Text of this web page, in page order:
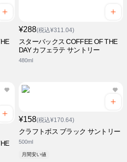
¥288(税込¥311.04)
スターバックス COFFEE OF THE
DAY カフェラテ サントリー
480ml
¥158(税込¥170.64)
クラフトボス ブラック サントリー
500ml
月間安い値